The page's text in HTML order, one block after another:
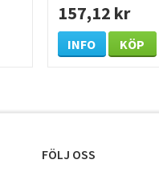
157,12 kr
INFO KÖP
FÖLJ OSS